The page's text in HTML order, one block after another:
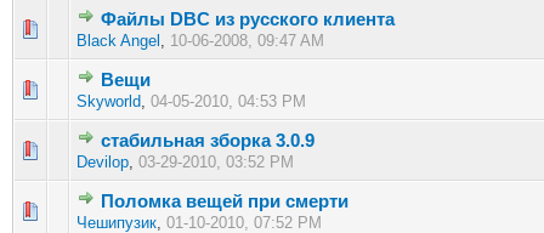
Файлы DBC из русского клиента
Black Angel , 10-06-2008, 09:47 AM
1 голос(ов) - 5 из 5 в среднем
12 345
Вещи
Skyworld, 04-05-2010, 04:53 PM
стабильная зборка 3.0.9
Devilop, 03-29-2010, 03:52 PM
1 голос(ов) - 5 из 5 в среднем
12345
Поломка вещей при смерти
Чешипузик, 01-10-2010, 07:52 PM
1 голос(ов) - 5 из 5 в среднем
12345